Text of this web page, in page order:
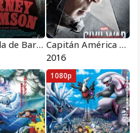
La leyenda de Barney Thomson Pelicula Completa HD 1080 [MEGA] [LATINO] Capitán América 3 Civil War
2016
1080p